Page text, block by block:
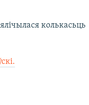
колькасьць